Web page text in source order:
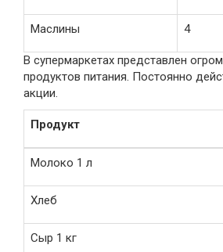
Маслины 4
В супермаркетах представлен
продуктов питания. Постоянно
акции.
Продукт
Молоко 1 л
Хлеб
Сыр 1 кг